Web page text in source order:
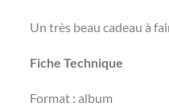
Un très beau cadeau à
Fiche Technique
Format : album